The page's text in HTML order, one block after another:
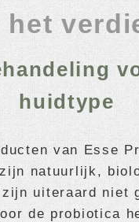
het
huidtype
van Esse
natuurlijk,
zijn uiteraard niet
de probiotica